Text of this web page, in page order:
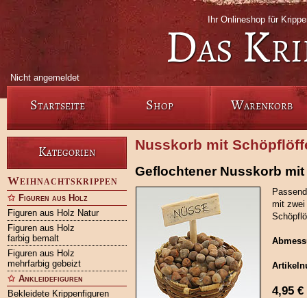
Ihr Onlineshop für
Das
Nicht angemeldet
Startseite Shop Warenkorb
Kategorien
Weihnachtskrippen
Figuren aus Holz
Figuren aus Holz Natur
Figuren aus Holz
farbig bemalt
Figuren aus Holz
mehrfarbig gebeizt
Ankleidefiguren
Bekleidete Krippenfiguren
Nusskorb mit
Geflochtener Nusskorb
mit zwei
4,95 €